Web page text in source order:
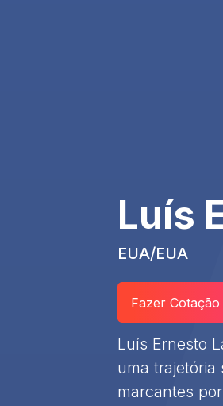
Luís
EUA/EUA
Fazer Cotação
Luís Ernesto
uma trajetória
marcantes